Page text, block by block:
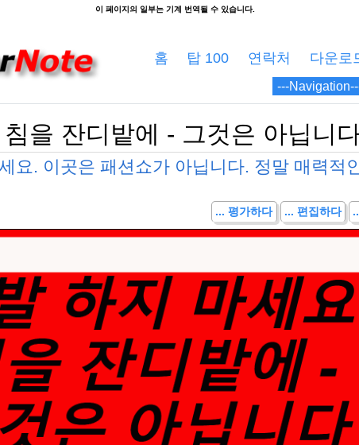
홈 탑 100 연락처 다운로
을 잔디밭에 - 그것은 아닙니
요. 이곳은 패션쇼가 아닙니다. 정말 매력적
... 평가하다 ... 편집하다